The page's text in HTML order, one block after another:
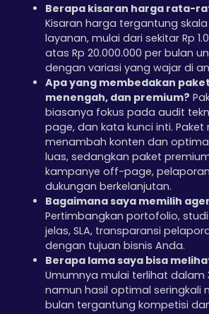
Berapa kisaran harga rata-
Kisaran harga tergantung
layanan, mulai dari sekitar Rp
atas Rp 20.000.000 per bulan
dengan variasi yang wajar di
Apa yang membedakan
menengah, dan premium?
biasanya fokus pada audit
page, dan kata kunci inti. Paket
menambah konten dan
luas, sedangkan paket
kampanye off-page, pelaporan
dukungan berkelanjutan.
Bagaimana saya memilih
Pertimbangkan portofolio, studi
jelas, SLA, transparansi
dengan tujuan bisnis Anda.
Berapa lama saya bisa
Umumnya mulai terlihat dalam
namun hasil optimal seringkali
bulan tergantung kompetisi